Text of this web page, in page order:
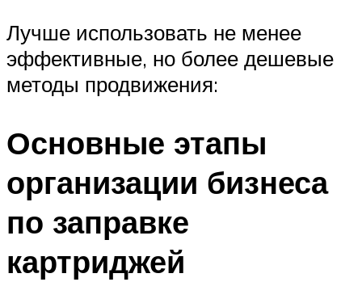
Лучше использовать не менее
эффективные, но более дешевые
методы продвижения:
Основные этапы
организации бизнеса
по заправке
картриджей